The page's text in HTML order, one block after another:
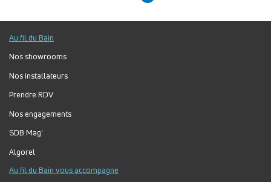
Au fil du Bain
Nos showrooms
Nos installateurs
Prendre RDV
Nos engagements
SDB Mag'
Algorel
Au fil du Bain vous accompagne